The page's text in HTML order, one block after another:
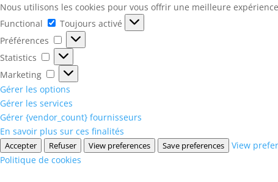
Nous utilisons les cookies pour vous offrir une meilleure
Functional
Functional
Toujours activé
Préférences
Préférences
Statistics
Statistics
Marketing
Marketing
Gérer les options
Gérer les services
Gérer {vendor_count} fournisseurs
En savoir plus sur ces finalités
Accepter Refuser View preferences Save preferences
View
Politique de cookies